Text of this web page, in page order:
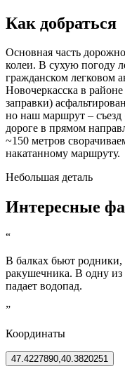
Как добраться
Основная часть
колеи. В сухую погоду
гражданском легковом
Новочеркасска в
заправки)
но наш маршрут – съезд
дороге в прямом
~150 метров
накатанному маршруту.
Небольшая деталь
Интересные
“
В балках бьют родники,
ракушечника. В одну
падает водопад.
”
Координаты
47.4227890,40.3820251